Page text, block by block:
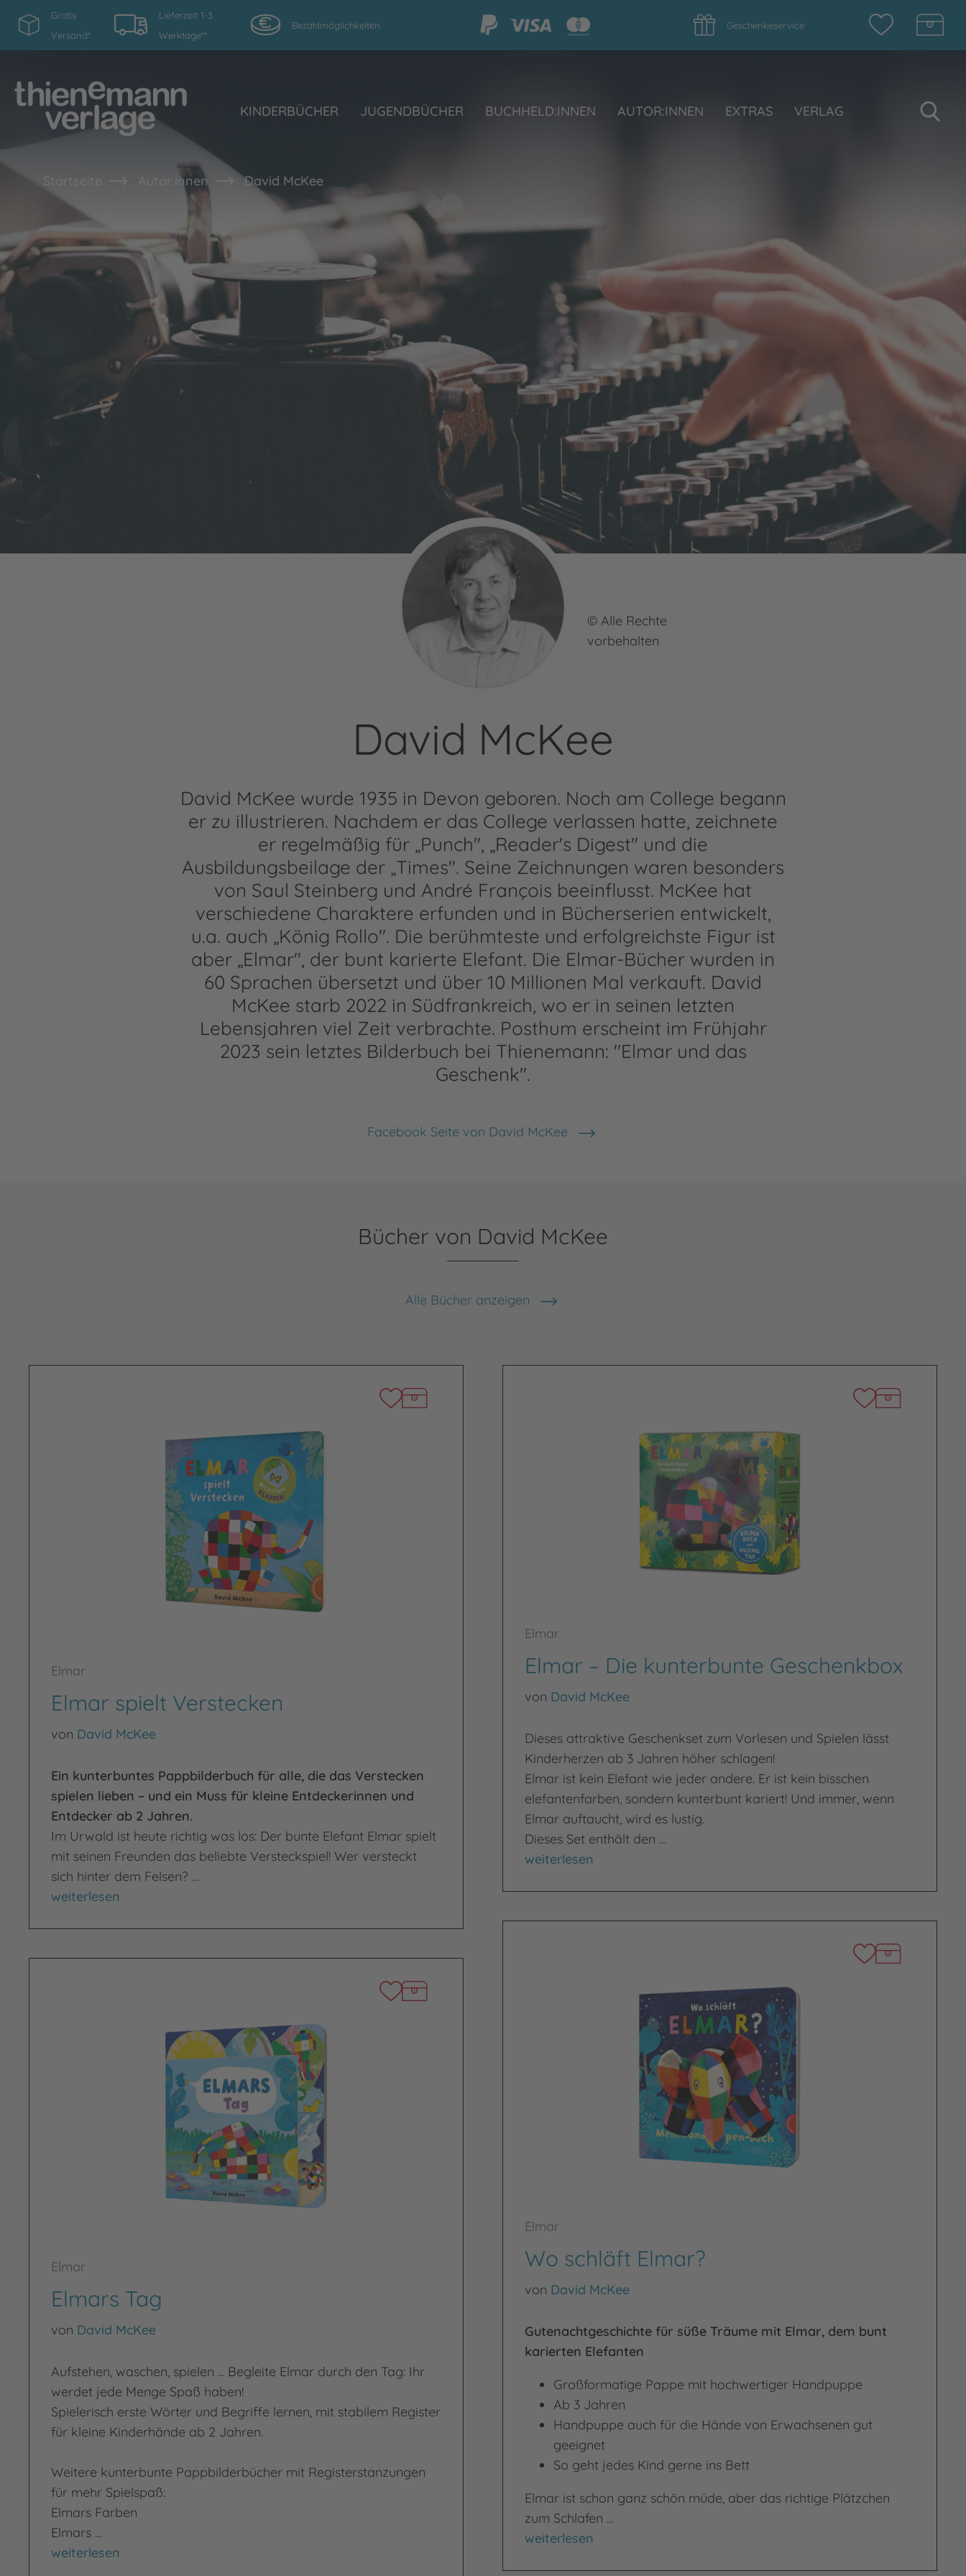
Gratis
Versand*
Lieferzeit 1-3
Werktage**
Bezahlmöglichkeiten Geschenkeservice
KINDERBÜCHER JUGENDBÜCHER BUCHHELD:INNEN AUTOR:INNEN EXTRAS VERLAG
Startseite Autor:innen David McKee
© Alle Rechte
vorbehalten
David McKee
David McKee wurde 1935 in Devon geboren. Noch am College begann
er zu illustrieren. Nachdem er das College verlassen hatte, zeichnete
er regelmäßig für „Punch", „Reader's Digest" und die
Ausbildungsbeilage der „Times". Seine Zeichnungen waren besonders
von Saul Steinberg und André François beeinflusst. McKee hat
verschiedene Charaktere erfunden und in Bücherserien entwickelt,
u.a. auch „König Rollo". Die berühmteste und erfolgreichste Figur ist
aber „Elmar", der bunt karierte Elefant. Die Elmar-Bücher wurden in
60 Sprachen übersetzt und über 10 Millionen Mal verkauft. David
McKee starb 2022 in Südfrankreich, wo er in seinen letzten
Lebensjahren viel Zeit verbrachte. Posthum erscheint im Frühjahr
2023 sein letztes Bilderbuch bei Thienemann: "Elmar und das
Geschenk".
Facebook Seite von David McKee
Bücher von David McKee
Alle Bücher anzeigen
Elmar
Elmar spielt Verstecken
von David McKee
Ein kunterbuntes Pappbilderbuch für alle, die das Verstecken
spielen lieben – und ein Muss für kleine Entdeckerinnen und
Entdecker ab 2 Jahren.
Im Urwald ist heute richtig was los: Der bunte Elefant Elmar spielt
mit seinen Freunden das beliebte Versteckspiel! Wer versteckt
sich hinter dem Felsen? …
Elmar spielt Verstecken
weiterlesen
Elmar
Elmar – Die kunterbunte Geschenkbox
von David McKee
Dieses attraktive Geschenkset zum Vorlesen und Spielen lässt
Kinderherzen ab 3 Jahren höher schlagen!
Elmar ist kein Elefant wie jeder andere. Er ist kein bisschen
elefantenfarben, sondern kunterbunt kariert! Und immer, wenn
Elmar auftaucht, wird es lustig.
Dieses Set enthält den …
Elmar – Die kunterbunte Geschenkbox
weiterlesen
Elmar
Elmars Tag
von David McKee
Aufstehen, waschen, spielen ... Begleite Elmar durch den Tag: Ihr
werdet jede Menge Spaß haben!
Spielerisch erste Wörter und Begriffe lernen, mit stabilem Register
für kleine Kinderhände ab 2 Jahren.
Weitere kunterbunte Pappbilderbücher mit Registerstanzungen
für mehr Spielspaß:
Elmars Farben
Elmars …
Elmars Tag
weiterlesen
Elmar
Wo schläft Elmar?
von David McKee
Gutenachtgeschichte für süße Träume mit Elmar, dem bunt
karierten Elefanten
Großformatige Pappe mit hochwertiger Handpuppe
Ab 3 Jahren
Handpuppe auch für die Hände von Erwachsenen gut
geeignet
So geht jedes Kind gerne ins Bett
Elmar ist schon ganz schön müde, aber das richtige Plätzchen
zum Schlafen …
Wo schläft Elmar?
weiterlesen